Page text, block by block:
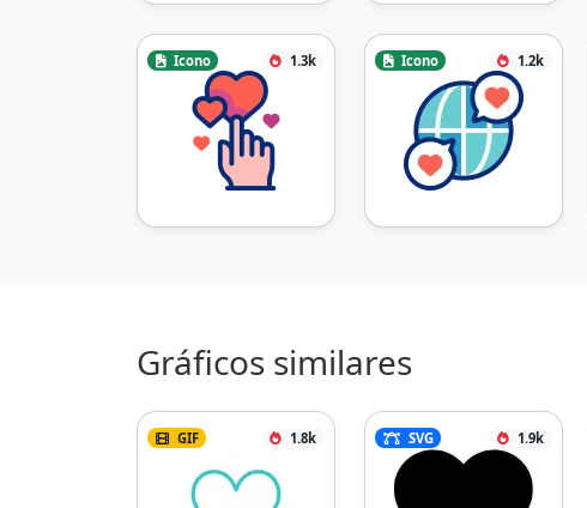
Icono 1.3k Icono 1.2k
Gráficos similares
GIF 1.8k SVG 1.9k